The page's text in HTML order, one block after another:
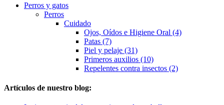
Perros y gatos
Perros
Cuidado
Ojos, Oídos e Higiene Oral (4)
Patas (7)
Piel y pelaje (31)
Primeros auxilios (10)
Repelentes contra insectos (2)
Artículos de nuestro blog: